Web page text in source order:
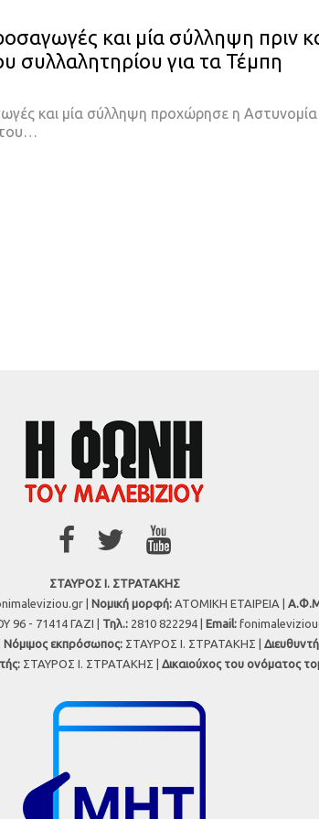
και μία σύλληψη πριν
συλλαλητηρίου για τα Τέμπη
και μία σύλληψη προχώρησε η Αστυνομία
του…
ΣΤΑΥΡΟΣ Ι. ΣΤΡΑΤΑΚΗΣ
| Νομική μορφή: ΑΤΟΜΙΚΗ ΕΤΑΙΡΕΙΑ |
96 - 71414 ΓΑΖΙ | Τηλ.: 2810 822294 | Εmail:
Νόμιμος εκπρόσωπος: ΣΤΑΥΡΟΣ Ι. ΣΤΡΑΤΑΚΗΣ |
ΣΤΑΥΡΟΣ Ι. ΣΤΡΑΤΑΚΗΣ | Δικαιούχος του ονόματος